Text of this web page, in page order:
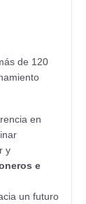
de 120
en
y
e
un futuro